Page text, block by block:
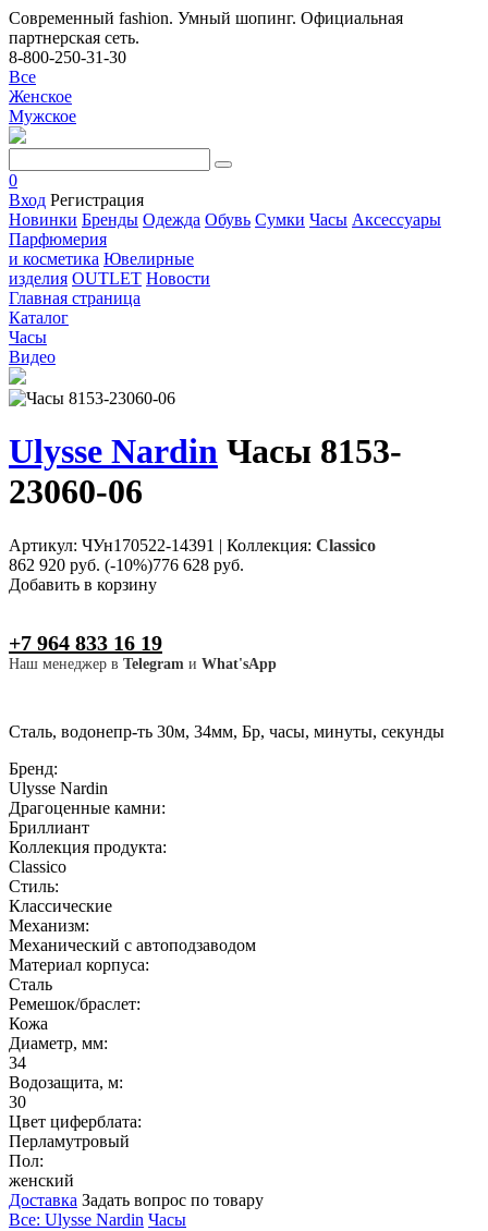
Современный fashion. Умный шопинг. Официальная
партнерская сеть.
8-800-250-31-30
Все
Женское
Мужское
0
Вход Регистрация
Новинки Бренды Одежда Обувь Сумки Часы Аксессуары
Парфюмерия
и косметика Ювелирные
изделия OUTLET Новости
Главная страница
Каталог
Часы
Видео
Ulysse Nardin Часы 8153-
23060-06
Артикул: ЧУн170522-14391 | Коллекция: Classico
862 920 руб. (-10%)776 628 руб.
Добавить в корзину
+7 964 833 16 19
Наш менеджер в Telegram и What'sApp
Сталь, водонепр-ть 30м, 34мм, Бр, часы, минуты, секунды
Бренд:
Ulysse Nardin
Драгоценные камни:
Бриллиант
Коллекция продукта:
Classico
Стиль:
Классические
Механизм:
Механический с автоподзаводом
Материал корпуса:
Сталь
Ремешок/браслет:
Кожа
Диаметр, мм:
34
Водозащита, м:
30
Цвет циферблата:
Перламутровый
Пол:
женский
Доставка Задать вопрос по товару
Все: Ulysse Nardin Часы